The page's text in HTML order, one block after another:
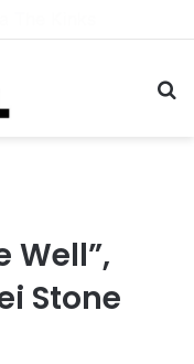
Well”,
Stone